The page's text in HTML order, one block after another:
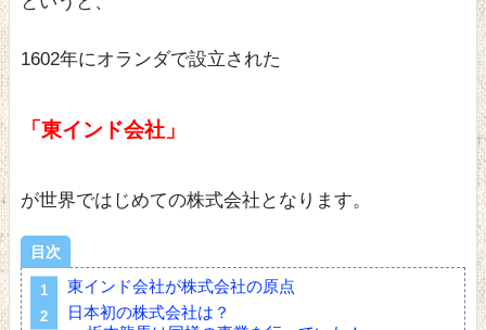
1602年にオランダで設立された
「東インド会社」
が世界ではじめての株式会社となります。
目次
東インド会社が株式会社の原点
日本初の株式会社は？